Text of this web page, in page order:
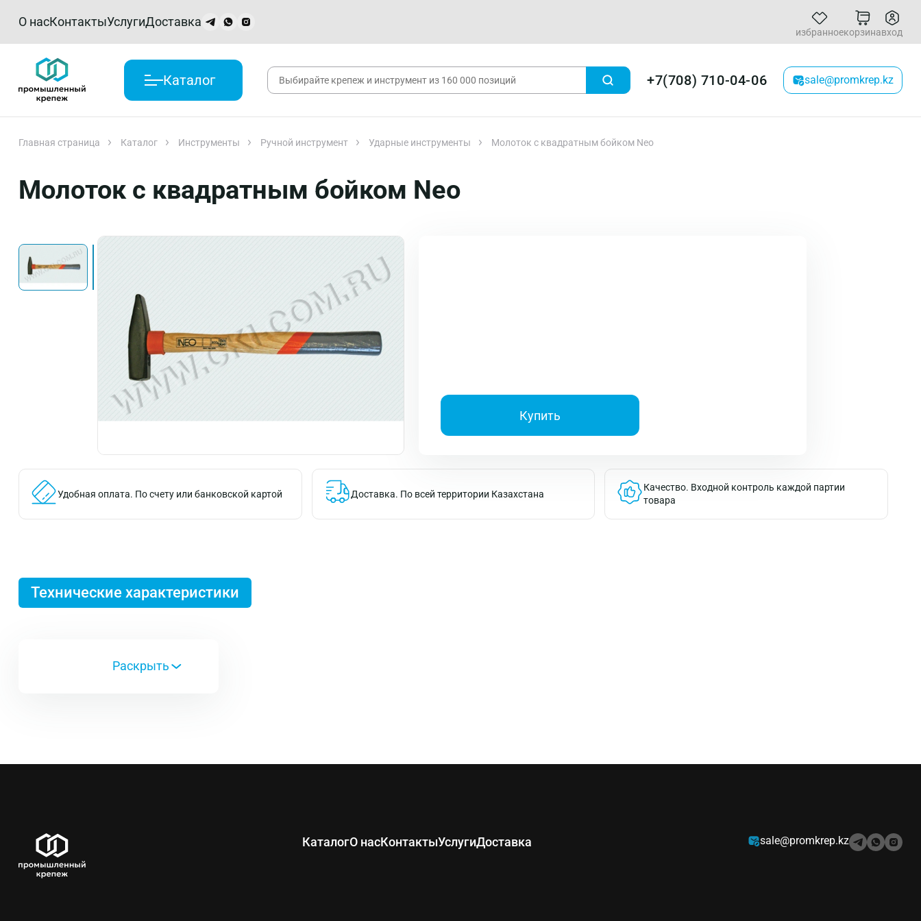
О насКонтактыУслугиДоставка
избранноекорзинавход
Каталог +7(708) 710-04-06 sale@promkrep.kz
Главная страница Каталог Инструменты Ручной инструмент Ударные инструменты Молоток с квадратным бойком Neo
Молоток с квадратным бойком Neo
Купить
Удобная оплата. По счету или банковской картой Доставка. По всей территории Казахстана
Качество. Входной контроль каждой партии
товара
Технические характеристики
28003
28004
КаталогО насКонтактыУслугиДоставка sale@promkrep.kz